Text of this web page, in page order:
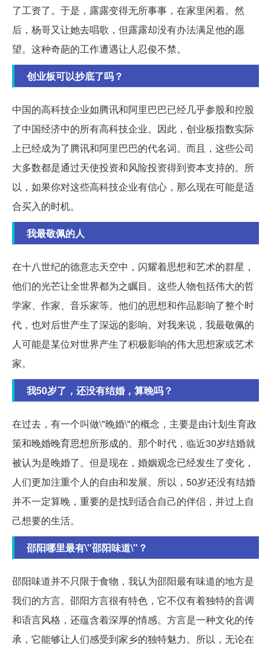
了工资了。于是，露露变得无所事事，在家里闲着。然
后，杨哥又让她去唱歌，但露露却没有办法满足他的愿
望。这种奇葩的工作遭遇让人忍俊不禁。
创业板可以抄底了吗？
中国的高科技企业如腾讯和阿里巴巴已经几乎参股和控股
了中国经济中的所有高科技企业。因此，创业板指数实际
上已经成为了腾讯和阿里巴巴的代名词。而且，这些公司
大多数都是通过天使投资和风险投资得到资本支持的。所
以，如果你对这些高科技企业有信心，那么现在可能是适
合买入的时机。
我最敬佩的人
在十八世纪的德意志天空中，闪耀着思想和艺术的群星，
他们的光芒让全世界都为之瞩目。这些人物包括伟大的哲
学家、作家、音乐家等。他们的思想和作品影响了整个时
代，也对后世产生了深远的影响。对我来说，我最敬佩的
人可能是某位对世界产生了积极影响的伟大思想家或艺术
家。
我50岁了，还没有结婚，算晚吗？
在过去，有一个叫做\"晚婚\"的概念，主要是由计划生育政
策和晚婚晚育思想所形成的。那个时代，临近30岁结婚就
被认为是晚婚了。但是现在，婚姻观念已经发生了变化，
人们更加注重个人的自由和发展。所以，50岁还没有结婚
并不一定算晚，重要的是找到适合自己的伴侣，并过上自
己想要的生活。
邵阳哪里最有\"邵阳味道\"？
邵阳味道并不只限于食物，我认为邵阳最有味道的地方是
我们的方言。邵阳方言很有特色，它不仅有着独特的音调
和语言风格，还蕴含着深厚的情感。方言是一种文化的传
承，它能够让人们感受到家乡的独特魅力。所以，无论在